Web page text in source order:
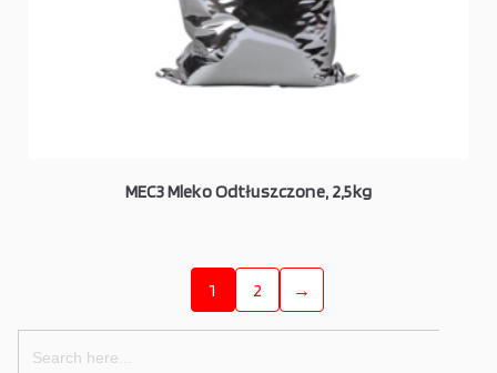
MEC3 Mleko Odtłuszczone, 2,5kg
1 2 →
Search
for: